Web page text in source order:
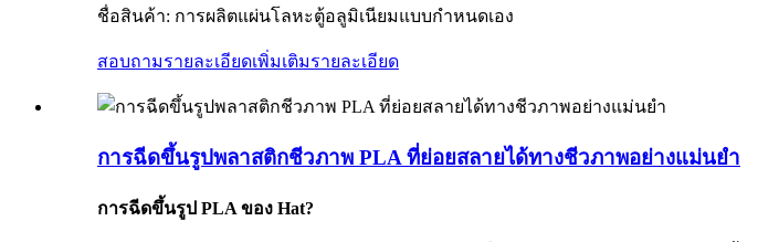
ชื่อสินค้า: การผลิตแผ่นโลหะตู้อลูมิเนียมแบบกำหนดเอง
สอบถามรายละเอียดเพิ่มเติมรายละเอียด
การฉีดขึ้นรูปพลาสติกชีวภาพ PLA ที่ย่อยสลายได้ทางชีวภาพอย่างแม่นยำ
การฉีดขึ้นรูป PLA ของ Hat?